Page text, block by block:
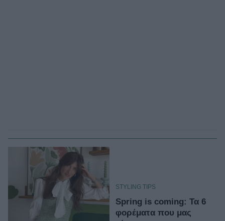
STYLING TIPS
Spring is coming: Τα 6
φορέματα που μας